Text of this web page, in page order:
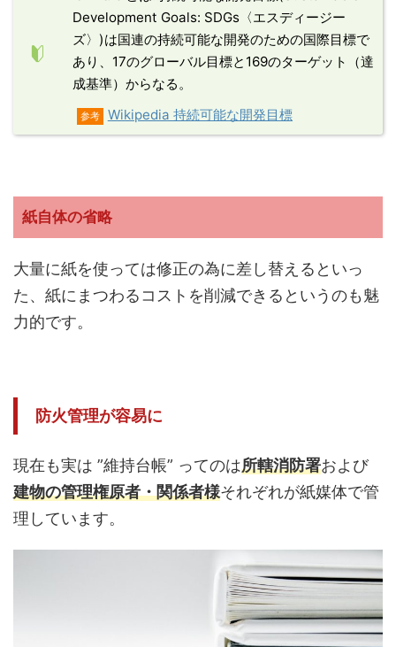
Development Goals: SDGs〈エスディージー
ズ〉)は国連の持続可能な開発のための国際目標で
あり、17のグローバル目標と169のターゲット（達
成基準）からなる。
参考 Wikipedia 持続可能な開発目標
紙自体の省略
大量に紙を使っては修正の為に差し替えるといっ
た、紙にまつわるコストを削減できるというのも魅
力的です。
防火管理が容易に
現在も実は ”維持台帳” ってのは所轄消防署および
建物の管理権原者・関係者様それぞれが紙媒体で管
理しています。